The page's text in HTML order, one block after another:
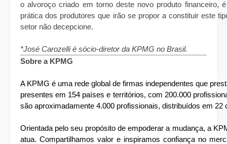
o alvoroço criado em torno deste novo produto financeiro,
prática dos produtores que irão se propor a constituir este
setor não decepcione.
*José Carozelli é sócio-diretor da KPMG no Brasil.
Sobre a KPMG
A KPMG é uma rede global de firmas independentes que
presentes em 154 países e territórios, com 200.000
são aproximadamente 4.000 profissionais, distribuídos em
Orientada pelo seu propósito de empoderar a mudança, a
atua. Compartilhamos valor e inspiramos confiança no